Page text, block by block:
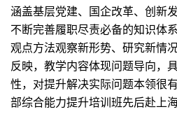
涵盖基层党建、国企改革、创新
不断完善履职尽责必备的知识体
观点方法观察新形势、研究新情
反映，教学内容体现问题导向，
性，对提升解决实际问题本领很
部综合能力提升培训班先后赴上